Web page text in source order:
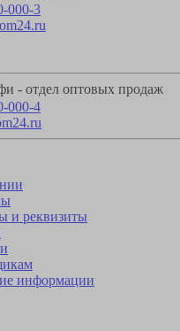
000-3
- отдел оптовых продаж
000-4
и реквизиты
информации